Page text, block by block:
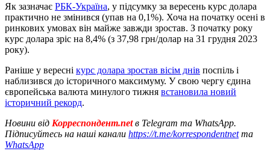
Як зазначає РБК-Україна, у підсумку за вересень курс долара
практично не змінився (упав на 0,1%). Хоча на початку осені в
ринкових умовах він майже завжди зростав. З початку року
курс долара зріс на 8,4% (з 37,98 грн/долар на 31 грудня 2023
року).
Раніше у вересні курс долара зростав вісім днів поспіль і
наблизився до історичного максимуму. У свою чергу єдина
європейська валюта минулого тижня встановила новий
історичний рекорд.
Новини від Корреспондент.netв Telegram та WhatsApp.
Підписуйтесь на наші канали https://t.me/korrespondentnetта
WhatsApp